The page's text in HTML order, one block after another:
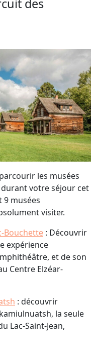
des
les musées
durant votre séjour cet
9 musées
visiter.
Bouchette : Découvrir
expérience
et de son
Centre Elzéar-
: découvrir
la seule
Lac-Saint-Jean,